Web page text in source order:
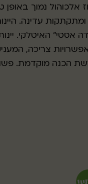
ומתקתקות עדינה.
אסטי" האיטלקי.
צריכה,
הכנה מוקדמת.